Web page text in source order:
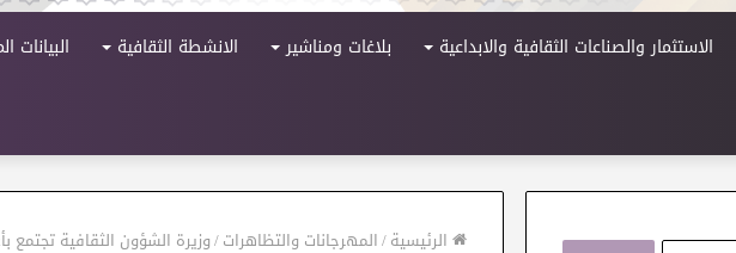
الاستثمار والصناعات الثقافية والابداعية بلاغات ومناشير الانشطة الثقافية البيانات
الرئيسية/المهرجانات والتظاهرات/وزيرة الشؤون الثقافية تجتمع